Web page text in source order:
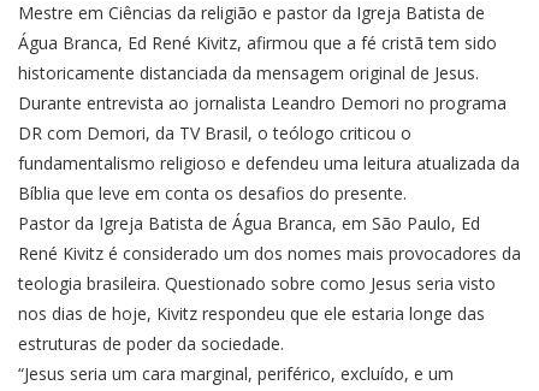
Mestre em Ciências da religião e pastor da Igreja Batista de
Água Branca, Ed René Kivitz, afirmou que a fé cristã tem sido
historicamente distanciada da mensagem original de Jesus.
Durante entrevista ao jornalista Leandro Demori no programa
DR com Demori, da TV Brasil, o teólogo criticou o
fundamentalismo religioso e defendeu uma leitura atualizada da
Bíblia que leve em conta os desafios do presente.
Pastor da Igreja Batista de Água Branca, em São Paulo, Ed
René Kivitz é considerado um dos nomes mais provocadores da
teologia brasileira. Questionado sobre como Jesus seria visto
nos dias de hoje, Kivitz respondeu que ele estaria longe das
estruturas de poder da sociedade.
“Jesus seria um cara marginal, periférico, excluído, e um